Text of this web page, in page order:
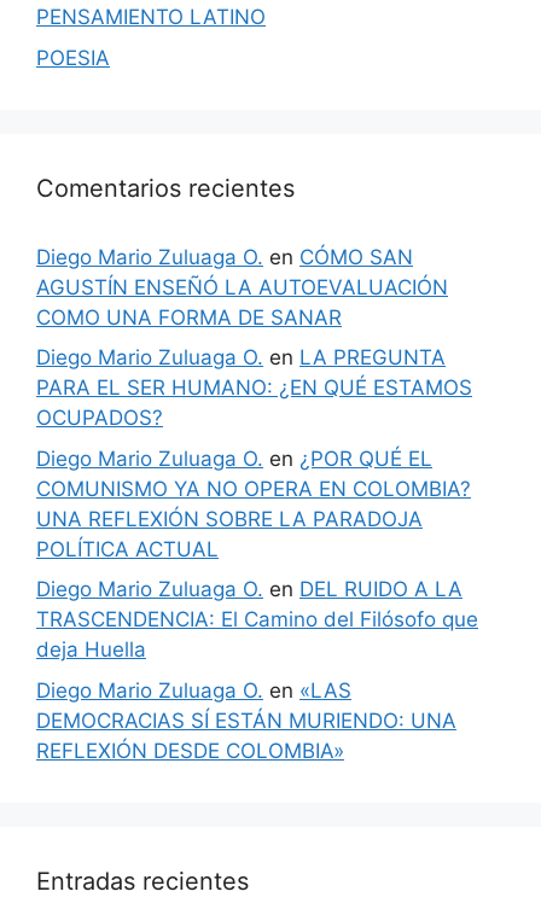
PENSAMIENTO LATINO
POESIA
Comentarios recientes
Diego Mario Zuluaga O. en CÓMO SAN
AGUSTÍN ENSEÑÓ LA AUTOEVALUACIÓN
COMO UNA FORMA DE SANAR
Diego Mario Zuluaga O. en LA PREGUNTA
PARA EL SER HUMANO: ¿EN QUÉ ESTAMOS
OCUPADOS?
Diego Mario Zuluaga O. en ¿POR QUÉ EL
COMUNISMO YA NO OPERA EN COLOMBIA?
UNA REFLEXIÓN SOBRE LA PARADOJA
POLÍTICA ACTUAL
Diego Mario Zuluaga O. en DEL RUIDO A LA
TRASCENDENCIA: El Camino del Filósofo que
deja Huella
Diego Mario Zuluaga O. en «LAS
DEMOCRACIAS SÍ ESTÁN MURIENDO: UNA
REFLEXIÓN DESDE COLOMBIA»
Entradas recientes